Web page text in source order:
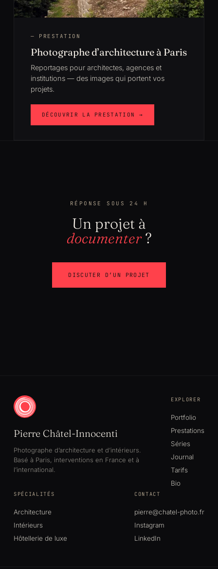
— PRESTATION
Photographe d’architecture à Paris
Reportages pour architectes, agences et
institutions — des images qui portent vos
projets.
DÉCOUVRIR LA PRESTATION →
RÉPONSE SOUS 24 H
Un projet à
documenter?
DISCUTER D’UN PROJET
Pierre Châtel-Innocenti
Photographe d’architecture et d’intérieurs.
Basé à Paris, interventions en France et à
l’international.
EXPLORER
Portfolio
Prestations
Séries
Journal
Tarifs
Bio
SPÉCIALITÉS
Architecture
Intérieurs
Hôtellerie de luxe
CONTACT
pierre@chatel-photo.fr
Instagram
LinkedIn